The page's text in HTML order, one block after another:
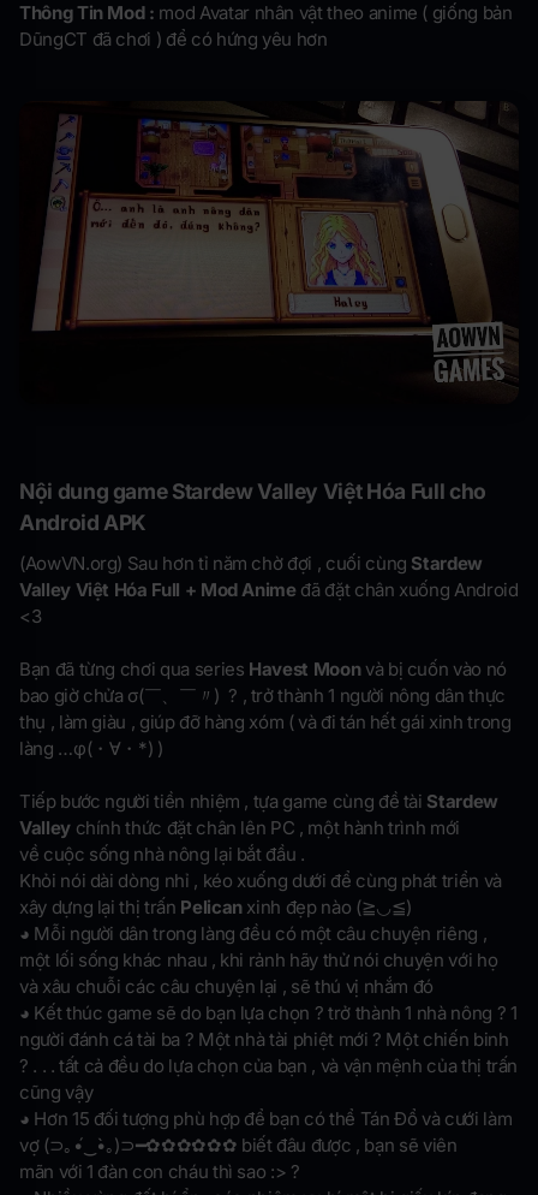
Thông Tin Mod : mod Avatar nhân vật theo anime ( giống bản
DũngCT đã chơi ) để có hứng yêu hơn
Nội dung game Stardew Valley Việt Hóa Full cho
Android APK
(AowVN.org) Sau hơn tỉ năm chờ đợi , cuối cùng Stardew
Valley Việt Hóa Full + Mod Anime đã đặt chân xuống Android
<3
Bạn đã từng chơi qua series Havest Moonvà bị cuốn vào nó
bao giờ chửa σ(￣、￣〃) ? , trở thành 1 người nông dân thực
thụ , làm giàu , giúp đỡ hàng xóm ( và đi tán hết gái xinh trong
làng …φ(・∀・*) )
Tiếp bước người tiền nhiệm , tựa game cùng đề tài Stardew
Valleychính thức đặt chân lên PC , một hành trình mới
về cuộc sống nhà nông lại bắt đầu .
Khỏi nói dài dòng nhỉ , kéo xuống dưới để cùng phát triển và
xây dựng lại thị trấn Pelican xinh đẹp nào (≧◡≦)
◕ Mỗi người dân trong làng đều có một câu chuyện riêng ,
một lối sống khác nhau , khi rảnh hãy thử nói chuyện với họ
và xâu chuỗi các câu chuyện lại , sẽ thú vị nhắm đó
◕ Kết thúc game sẽ do bạn lựa chọn ? trở thành 1 nhà nông ? 1
người đánh cá tài ba ? Một nhà tài phiệt mới ? Một chiến binh
? . . . tất cả đều do lựa chọn của bạn , và vận mệnh của thị trấn
cũng vậy
◕ Hơn 15 đối tượng phù hợp để bạn có thể Tán Đổ và cưới làm
vợ (⊃｡•́‿•̀｡)⊃━✿✿✿✿✿✿ biết đâu được , bạn sẽ viên
mãn với 1 đàn con cháu thì sao :> ?